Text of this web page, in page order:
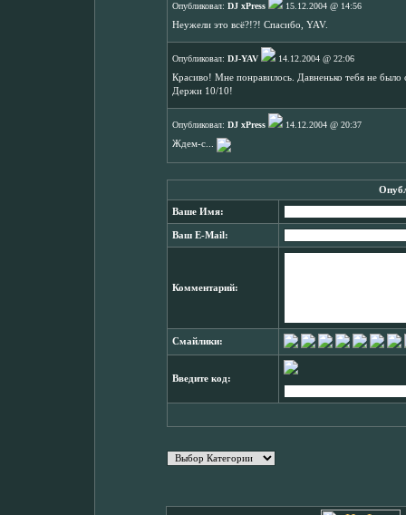
Опубликовал: DJ xPress
15.12.2004 @ 14:56
Неужели это всё?!?! Спасибо, YAV.
Опубликовал: DJ-YAV
14.12.2004 @ 22:06
Красиво! Мне понравилось. Давненько тебя не
Держи 10/10!
Опубликовал: DJ xPress
14.12.2004 @ 20:37
Ждем-с...
Ваше Имя:
Ваш E-Mail:
Комментарий:
Смайлики:
Введите код: